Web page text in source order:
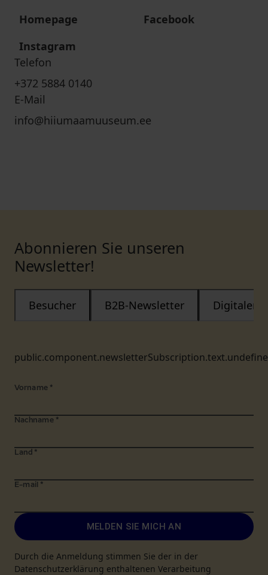
Homepage
Facebook
Instagram
Telefon
+372 5884 0140
E-Mail
info@hiiumaamuuseum.ee
Abonnieren Sie unseren
Newsletter!
Besucher B2B-Newsletter Digitaler
Vorname *
Nachname *
Land *
E-mail *
MELDEN SIE MICH AN
Durch die Anmeldung stimmen Sie der in der
Datenschutzerklärung enthaltenen Verarbeitung